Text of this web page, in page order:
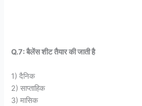
Q.7: बैलेंस शीट तैयार की जाती है
1) दैनिक
2) साप्ताहिक
3) मासिक